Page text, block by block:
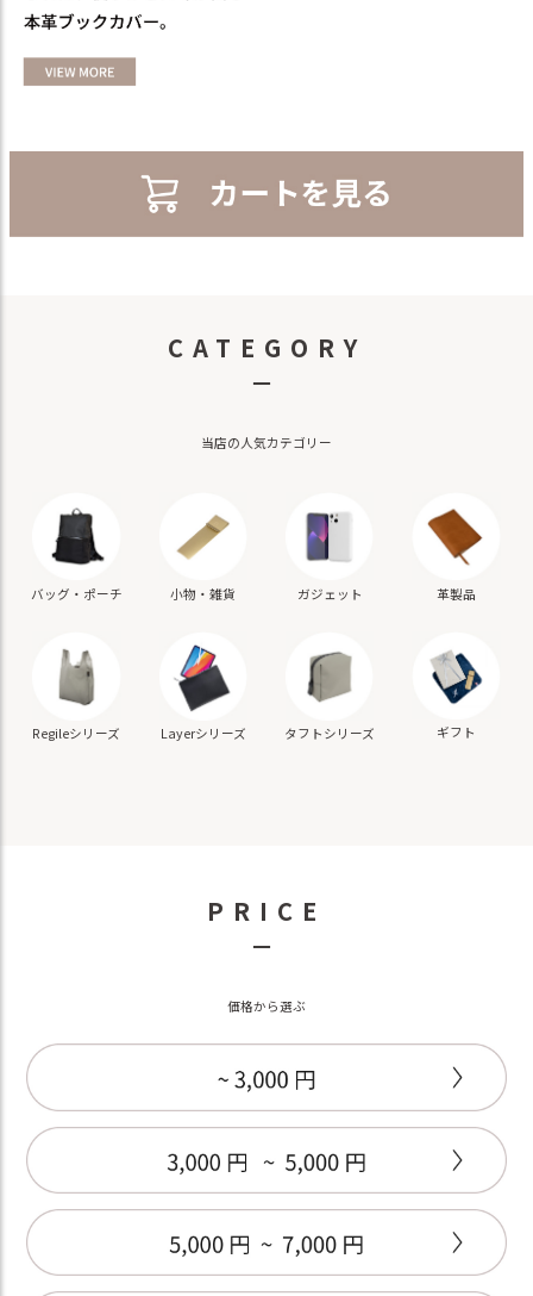
CATEGORY
－
当店の人気カテゴリー
バッグ・ポーチ 小物・雑貨 ガジェット 革製品
Regileシリーズ Layerシリーズ タフトシリーズ ギフト
PRICE
－
価格から選ぶ